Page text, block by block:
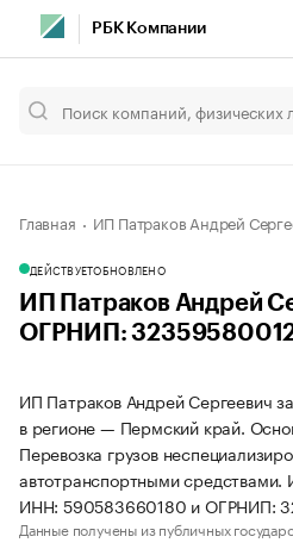
РБК Компании
Главная ИП Патраков Андрей
ДЕЙСТВУЕТОБНОВЛЕНО
ИП Патраков Андрей
ОГРНИП:
ИП Патраков Андрей Сергеевич
в регионе — Пермский край.
Перевозка грузов
автотранспортными средствами.
ИНН: 590583660180 и ОГРНИП:
Данные получены из публичных